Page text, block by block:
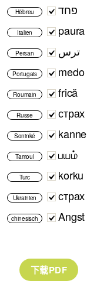
Hébreu פחד
Italien paura
Persan ترس
Portugais medo
Roumain frică
Russe страх
Soninké kanne
Tamoul பயம்
Turc korku
Ukrainien страх
chinesisch Angst